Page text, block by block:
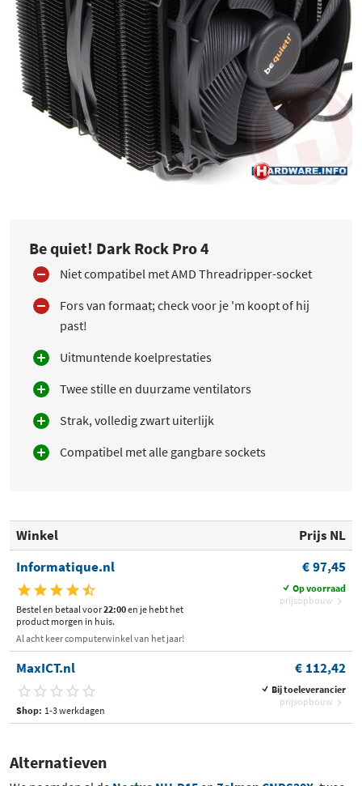
Be quiet! Dark Rock Pro 4
Niet compatibel met AMD Threadripper-socket
Fors van formaat; check voor je 'm koopt of hij
past!
Uitmuntende koelprestaties
Twee stille en duurzame ventilators
Strak, volledig zwart uiterlijk
Compatibel met alle gangbare sockets
Winkel
Prijs NL
Informatique.nl
Bestel en betaal voor22:00en je hebt het
product morgen in huis.
Al acht keer computerwinkel van het jaar!
€ 97,45
Op voorraad
prijsopbouw
MaxICT.nl
Shop: 1-3 werkdagen
€ 112,42
Bij toeleverancier
prijsopbouw
Alternatieven